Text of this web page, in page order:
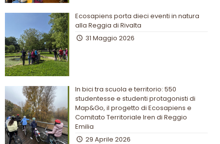
Ecosapiens porta dieci eventi in natura
alla Reggia di Rivalta
31 Maggio 2026
In bici tra scuola e territorio: 550
studentesse e studenti protagonisti di
Map&Go, il progetto di Ecosapiens e
Comitato Territoriale Iren di Reggio
Emilia
29 Aprile 2026